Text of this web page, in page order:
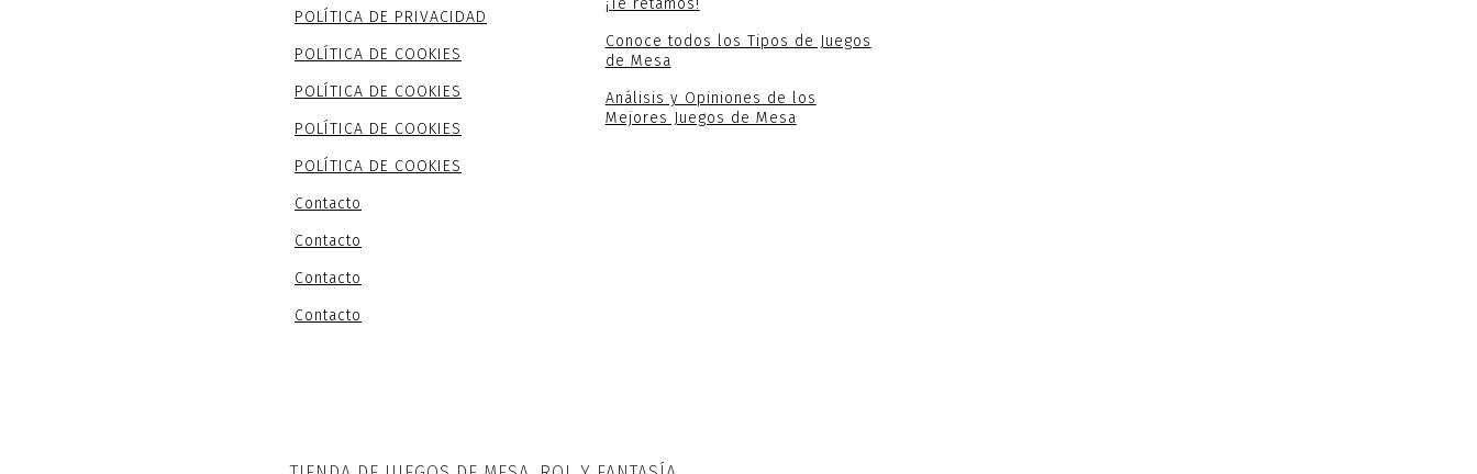
POLÍTICA DE PRIVACIDAD
POLÍTICA DE COOKIES
POLÍTICA DE COOKIES
POLÍTICA DE COOKIES
POLÍTICA DE COOKIES
Contacto
Contacto
Contacto
Contacto
¡Te retamos!
Conoce todos los Tipos de Juegos
de Mesa
Análisis y Opiniones de los
Mejores Juegos de Mesa